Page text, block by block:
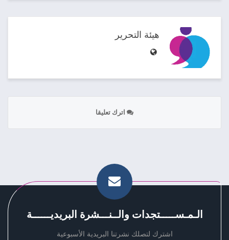
هيئة التحرير
اترك تعليقا
الـمـســـــتجدات والــنـــشرة البريديــــــة
اشترك لتصلك نشرتنا البريدية الأسبوعية